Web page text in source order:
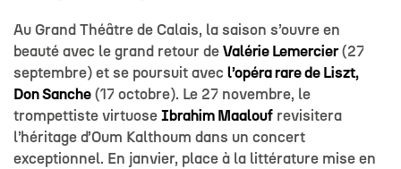
Au Grand Théâtre de Calais, la saison s’ouvre en
beauté avec le grand retour de Valérie Lemercier(27
septembre) et se poursuit avec l’opéra rare de Liszt,
Don Sanche (17 octobre). Le 27 novembre, le
trompettiste virtuose Ibrahim Maalouf revisitera
l’héritage d’Oum Kalthoum dans un concert
exceptionnel. En janvier, place à la littérature mise en